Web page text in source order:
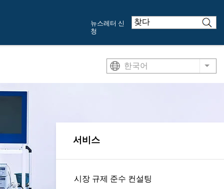
뉴스레터 신
청
한국어 List
서비스
시장 규제 준수 컨설팅